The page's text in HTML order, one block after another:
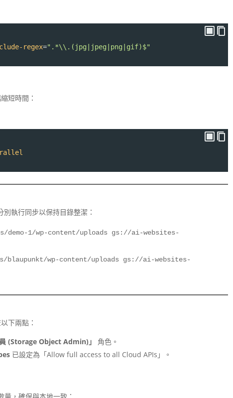
regex=".*\\.(jpg|jpeg|png|gif)$"
短時間：
別執行同步以保持目錄整潔：
demo-1/wp-content/uploads gs://ai-websites-
blaupunkt/wp-content/uploads gs://ai-websites-
下兩點：
員 (Storage Object Admin)」
角色。
已設定為「Allow full access to all Cloud APIs」。